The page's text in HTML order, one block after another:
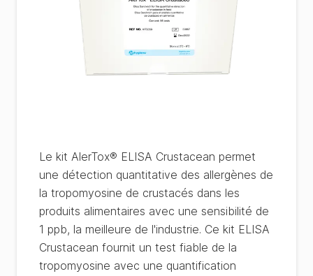
Le kit AlerTox® ELISA Crustacean permet
une détection quantitative des allergènes de
la tropomyosine de crustacés dans les
produits alimentaires avec une sensibilité de
1 ppb, la meilleure de l'industrie. Ce kit ELISA
Crustacean fournit un test fiable de la
tropomyosine avec une quantification